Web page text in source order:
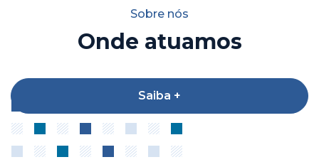
Sobre nós
Onde atuamos
Saiba +